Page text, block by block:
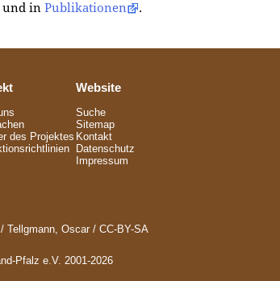
und in Publikationen .
des Projektes
Website
Suche
Sitemap
Kontakt
Datenschutz
Impressum
Tellgmann, Oscar / CC-BY-SA
Pfalz e.V. 2001-2026